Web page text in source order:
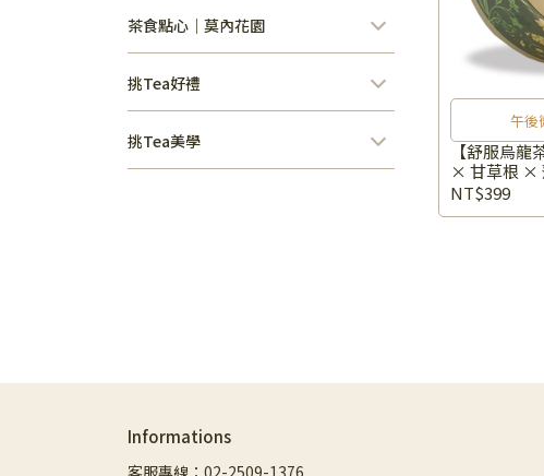
茶食點心｜莫內花園
挑Tea好禮
挑Tea美學
午後
【舒服烏
× 甘草根 ×
NT$399
Informations